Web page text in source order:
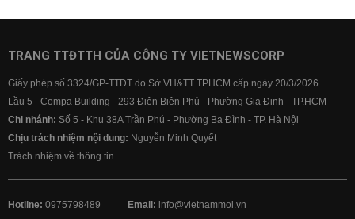
TRANG TTĐTTH CỦA CÔNG TY VIETNEWSCORP
Giấy phép số 3324/GP-TTĐT do Sở VH&TT TPHCM cấp ngày 20/3/2026
Lầu 5 - Compa Building - 293 Điện Biên Phủ - Phường Gia Định - TP.HCM
Chi nhánh: Số 5 - Khu 38A Trần Phú - Phường Ba Đình - TP. Hà Nội
Chịu trách nhiệm nội dung: Nguyễn Minh Quyết
Trách nhiệm về thông tin
Hotline: 0975798489 Email: info@vietnammoi.vn